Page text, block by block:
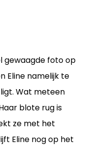
gewaagde foto op
Eline namelijk te
Wat meteen
blote rug is
ze met het
Eline nog op het